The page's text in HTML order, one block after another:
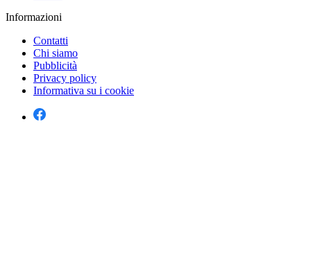
Informazioni
Contatti
Chi siamo
Pubblicità
Privacy policy
Informativa su i cookie